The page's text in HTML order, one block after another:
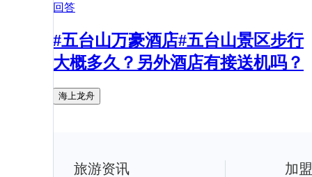
回答
#五台山万豪酒店#五台山景区步行
大概多久？另外酒店有接送机吗？
海上龙舟
旅游资讯 加